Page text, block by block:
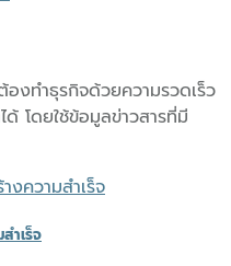
องทำธุรกิจด้วยความรวดเร็ว
ด้ โดยใช้ข้อมูลข่าวสารที่มี
ำเร็จ